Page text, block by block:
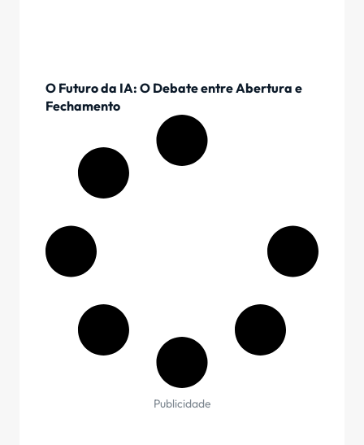
O Futuro da IA: O Debate entre Abertura e
Fechamento
Publicidade